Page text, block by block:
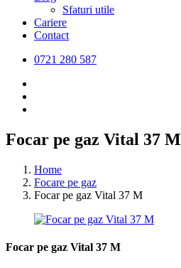
Sfaturi utile
Cariere
Contact
0721 280 587
Focar pe gaz Vital 37 M
Home
Focare pe gaz
Focar pe gaz Vital 37 M
Focar pe gaz Vital 37 M